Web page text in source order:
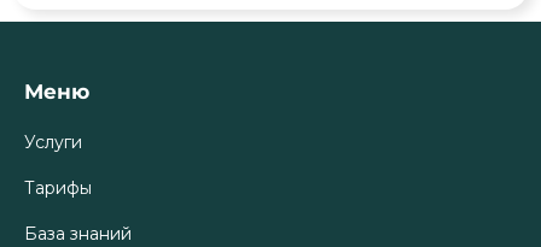
Меню
Услуги
Тарифы
База знаний